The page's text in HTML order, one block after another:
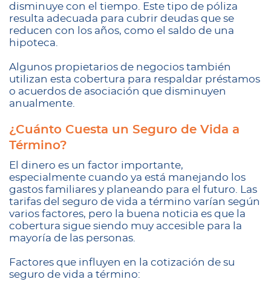
disminuye con el tiempo. Este tipo de póliza
resulta adecuada para cubrir deudas que se
reducen con los años, como el saldo de una
hipoteca.
Algunos propietarios de negocios también
utilizan esta cobertura para respaldar préstamos
o acuerdos de asociación que disminuyen
anualmente.
¿Cuánto Cuesta un Seguro de Vida a
Término?
El dinero es un factor importante,
especialmente cuando ya está manejando los
gastos familiares y planeando para el futuro. Las
tarifas del seguro de vida a término varían según
varios factores, pero la buena noticia es que la
cobertura sigue siendo muy accesible para la
mayoría de las personas.
Factores que influyen en la cotización de su
seguro de vida a término: